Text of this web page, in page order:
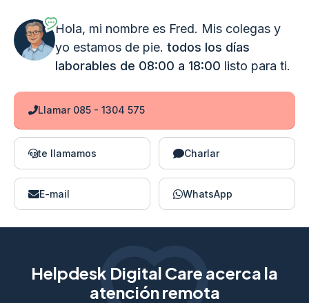
Hola, mi nombre es Fred. Mis colegas y
yo estamos de pie. todos los días
laborables de 08:00 a 18:00 listo para ti.
Llamar 085 - 1304 575
te llamamos Charlar
E-mail WhatsApp
Helpdesk Digital Care acerca la
atención remota